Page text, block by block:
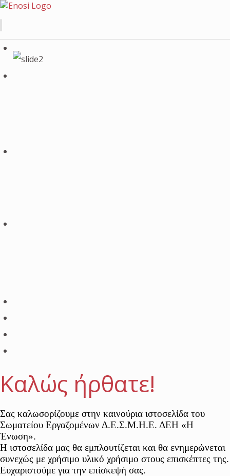
Καλώς ήρθατε!
Σας καλωσορίζουμε στην καινούρια ιστοσελίδα του
Σωματείου Εργαζομένων Δ.Ε.Σ.Μ.Η.Ε. ΔΕΗ «Η
Ένωση».
Η ιστοσελίδα μας θα εμπλουτίζεται και θα ενημερώνεται
συνεχώς με χρήσιμο υλικό χρήσιμο στους επισκέπτες της.
Ευχαριστούμε για την επίσκεψή σας.